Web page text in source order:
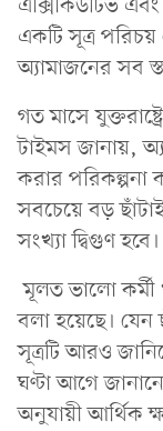
এক্সিকিউটিভ এবং
একটি সূত্র
অ্যামাজনের সব
গত মাসে
টাইমস জানায়,
করার পরিকল্পনা
সবচেয়ে বড়
সংখ্যা দ্বিগুণ হবে।
মূলত ভালো
বলা হয়েছে। যেন
সূত্রটি আরও
ঘণ্টা আগে
অনুযায়ী আর্থিক